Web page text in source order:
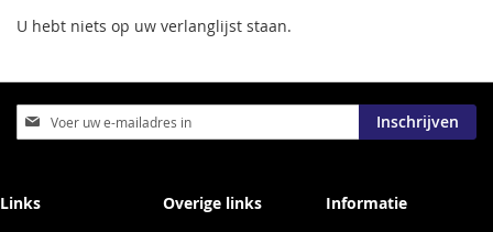
U hebt niets op uw verlanglijst staan.
Abonneer
u
nieuwsbrief
Inschrijven
Links
Overige links
Informatie